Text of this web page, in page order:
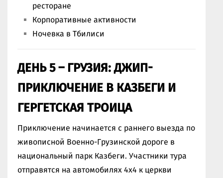
ресторане
Корпоративные активности
Ночевка в Тбилиси
ДЕНЬ 5 – ГРУЗИЯ: ДЖИП-
ПРИКЛЮЧЕНИЕ В КАЗБЕГИ И
ГЕРГЕТСКАЯ ТРОИЦА
Приключение начинается с раннего выезда по
живописной Военно-Грузинской дороге в
национальный парк Казбеги. Участники тура
отправятся на автомобилях 4x4 к церкви